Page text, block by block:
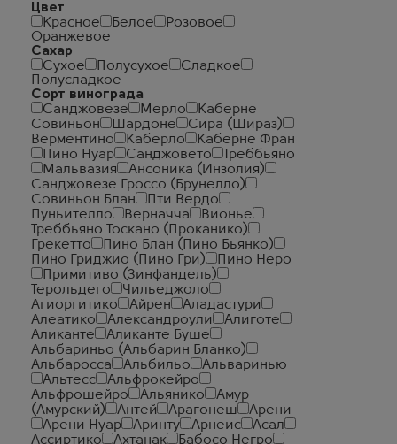
Цвет
Красное
Белое
Розовое
Оранжевое
Сахар
Сухое
Полусухое
Сладкое
Полусладкое
Сорт винограда
Санджовезе
Мерло
Каберне
Совиньон
Шардоне
Сира (Шираз)
Верментино
Каберло
Каберне Фран
Пино Нуар
Санджовето
Треббьяно
Мальвазия
Ансоника (Инзолия)
Санджовезе Гроссо (Брунелло)
Совиньон Блан
Пти Вердо
Пуньителло
Верначча
Вионье
Треббьяно Тоскано (Проканико)
Грекетто
Пино Блан (Пино Бьянко)
Пино Гриджио (Пино Гри)
Пино Неро
Примитиво (Зинфандель)
Терольдего
Чильеджоло
Агиоргитико
Айрен
Аладастури
Алеатико
Александроули
Алиготе
Аликанте
Аликанте Буше
Альбариньо (Альбарин Бланко)
Альбаросса
Альбильо
Альваринью
Альтесс
Альфрокейро
Альфрошейро
Альянико
Амур
(Амурский)
Антей Арагонеш
Арени
Арени Нуар
Аринту Арнеис
Асал
Ассиртико
Ахтанак
Бабосо Негро